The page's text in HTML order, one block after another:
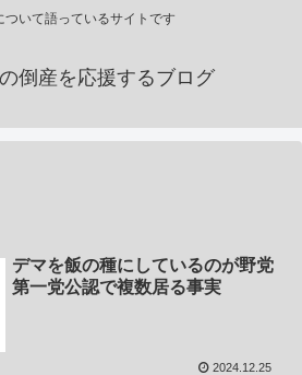
ついて語っているサイトです
倒産を応援するブログ
デマを飯の種にしているのが野党
第一党公認で複数居る事実
2024.12.25